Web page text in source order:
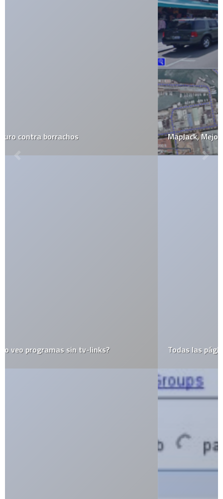
MapJack, Mejor que Google Street View
Todas las páginas de Google en 4 minutos